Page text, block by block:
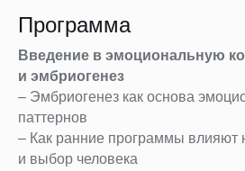
Введение в эмоциональную
и эмбриогенез
– Эмбриогенез как основа
паттернов
– Как ранние программы влияют
и выбор человека
Программа